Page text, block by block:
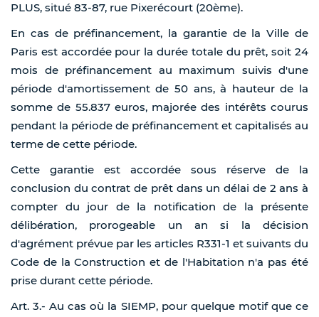
PLUS, situé 83-87, rue Pixerécourt (20ème).
En cas de préfinancement, la garantie de la Ville de
Paris est accordée pour la durée totale du prêt, soit 24
mois de préfinancement au maximum suivis d'une
période d'amortissement de 50 ans, à hauteur de la
somme de 55.837 euros, majorée des intérêts courus
pendant la période de préfinancement et capitalisés au
terme de cette période.
Cette garantie est accordée sous réserve de la
conclusion du contrat de prêt dans un délai de 2 ans à
compter du jour de la notification de la présente
délibération, prorogeable un an si la décision
d'agrément prévue par les articles R331-1 et suivants du
Code de la Construction et de l'Habitation n'a pas été
prise durant cette période.
Art. 3.- Au cas où la SIEMP, pour quelque motif que ce